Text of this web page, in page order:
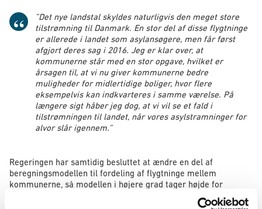
”Det nye landstal skyldes naturligvis den meget store
tilstrømning til Danmark. En stor del af disse flygtninge
er allerede i landet som asylansøgere, men får først
afgjort deres sag i 2016. Jeg er klar over, at
kommunerne står med en stor opgave, hvilket er
årsagen til, at vi nu giver kommunerne bedre
muligheder for midlertidige boliger, hvor flere
eksempelvis kan indkvarteres i samme værelse. På
længere sigt håber jeg dog, at vi vil se et fald i
tilstrømningen til landet, når vores asylstramninger for
alvor slår igennem.”
Regeringen har samtidig besluttet at ændre en del af
beregningsmodellen til fordeling af flygtninge mellem
kommunerne, så modellen i højere grad tager højde for
kommunernes integrationsopgaver. Det sker ved en ændring af